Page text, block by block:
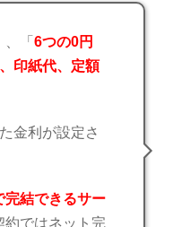
、「 6つの0円
印紙代、定額
金利が設定さ
完結できるサー
約ではネット完